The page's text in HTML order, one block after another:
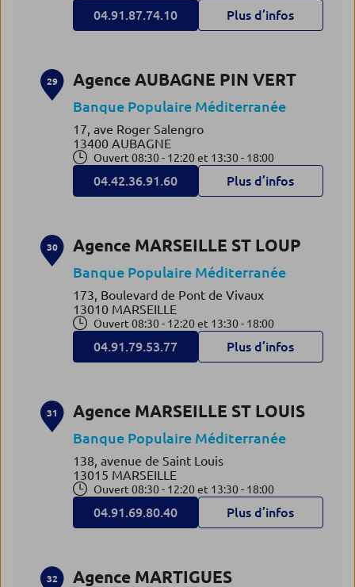
04.91.87.74.10 Plus d’infos
29 Agence AUBAGNE PIN VERT
Banque Populaire Méditerranée
17, ave Roger Salengro
13400 AUBAGNE
Ouvert 08:30 - 12:20 et 13:30 - 18:00
04.42.36.91.60 Plus d’infos
30 Agence MARSEILLE ST LOUP
Banque Populaire Méditerranée
173, Boulevard de Pont de Vivaux
13010 MARSEILLE
Ouvert 08:30 - 12:20 et 13:30 - 18:00
04.91.79.53.77 Plus d’infos
31 Agence MARSEILLE ST LOUIS
Banque Populaire Méditerranée
138, avenue de Saint Louis
13015 MARSEILLE
Ouvert 08:30 - 12:20 et 13:30 - 18:00
04.91.69.80.40 Plus d’infos
32 Agence MARTIGUES